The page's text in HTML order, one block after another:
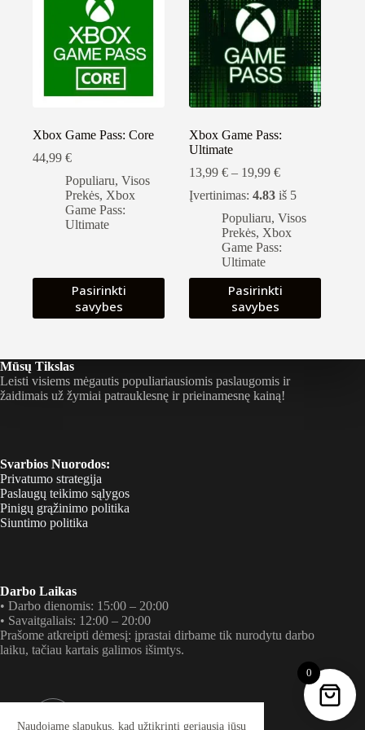
Naudojame slapukus, kad užtikrinti geriausią jūsų
Xbox Game Pass: Core
44,99 €
Populiaru, Visos
Prekės, Xbox
Game Pass:
Ultimate
Pasirinkti
savybes
Šis
produktas
Variantus
galite
pasirinkti
gaminio
Xbox Game Pass:
Ultimate
13,99€ – 19,99€Kainų
nuo
13,99 €
iki
19,99 €
Įvertinimas:4.83 iš 5
Populiaru,Visos
Prekės, Xbox
Game Pass:
Ultimate
Pasirinkti
savybes
Šis
produktas
Variantus
pasirinkti
gaminio
Mūsų Tikslas
Leisti visiems mėgautis populiariausiomis paslaugomis ir
žaidimais už žymiai patrauklesnę ir prieinamesnę kainą!
Svarbios Nuorodos:
Privatumo strategija
Paslaugų teikimo sąlygos
Pinigų grąžinimo politika
Siuntimo politika
Darbo Laikas
• Darbo dienomis: 15:00 – 20:00
• Savaitgaliais: 12:00 – 20:00
Prašome atkreipti dėmesį: įprastai dirbame tik nurodytu darbo
laiku, tačiau kartais galimos išimtys.
+37060085735 (Tik RCS ar SMS)
0